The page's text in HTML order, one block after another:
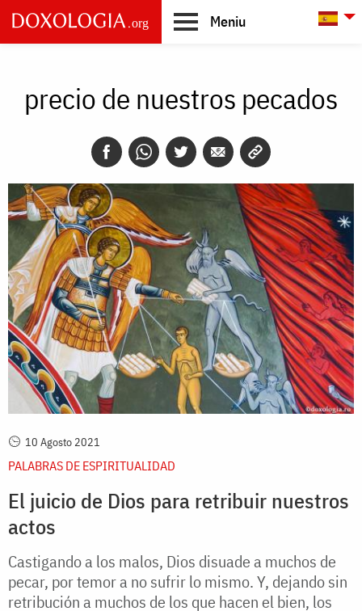
Skip to main content
Meniu
precio de nuestros pecados
10 Agosto 2021
PALABRAS DE ESPIRITUALIDAD
El juicio de Dios para retribuir nuestros
actos
Castigando a los malos, Dios disuade a muchos de
pecar, por temor a no sufrir lo mismo. Y, dejando sin
retribución a muchos de los que hacen el bien, los